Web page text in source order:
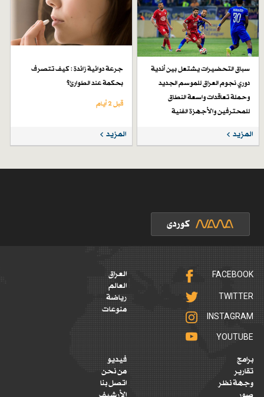
سباق التحضيرات يشتعل بين أندية
دوري نجوم العراق للموسم الجديد
وحملة تعاقدات واسعة النطاق
للمحترفين والأجهزة الفنية
قبل 6 أيام
المزيد
جرعة دوائية زائدة : كيف تتصرف
بحكمة عند الطوارئ؟
قبل 2 أيام
المزيد
FACEBOOK
TWITTER
INSTAGRAM
YOUTUBE
العراق
العالم
رياضة
منوعات
برامج
تقارير
وجهة نظر
فيديو
من نحن
اتصل بنا